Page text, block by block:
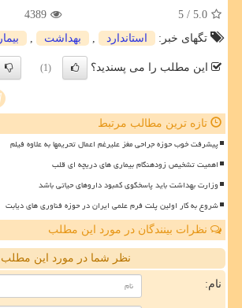
5.0
/ 5
4389
تگهای خبر:
استاندارد بهداشت بیمار
این مطلب را می پسندید؟ (1)
تازه ترین مطالب مرتبط
پیشرفت خوب حوزه جراحی مغز علیرغم اعمال تحریمها به علاوه فیلم
اهمیت تشخیص زودهنگام بیماری های دریچه ای قلب
وزارت بهداشت باید پاسخگوی کمبود داروهای حیاتی باشد
شروع به کار اولین پلت فرم علمی ایران در حوزه فناوری های دیابت
نظرات بینندگان در مورد این مطلب
نظر شما در مورد این مطلب
نام: